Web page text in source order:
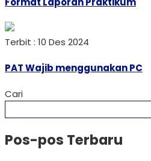
Terbit : 10 Des 2024
PAT Wajib menggunakan PC
Cari
Pos-pos Terbaru